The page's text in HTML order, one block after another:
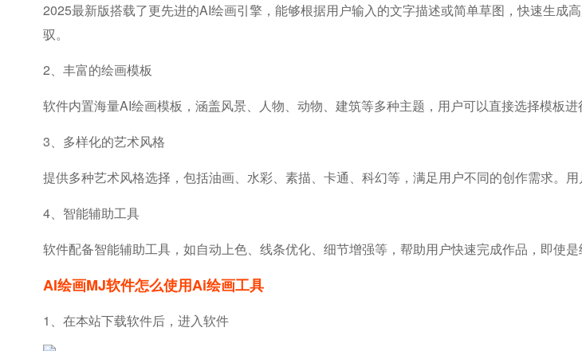
2025最新版搭载了更先进的AI绘画引擎，能够根据用户输入的文字描述或简单草图，快速生
驭。
2、丰富的绘画模板
软件内置海量AI绘画模板，涵盖风景、人物、动物、建筑等多种主题，用户可以直接选择模板
3、多样化的艺术风格
提供多种艺术风格选择，包括油画、水彩、素描、卡通、科幻等，满足用户不同的创作需求。
4、智能辅助工具
软件配备智能辅助工具，如自动上色、线条优化、细节增强等，帮助用户快速完成作品，即使是
AI绘画MJ软件怎么使用ai绘画工具
1、在本站下载软件后，进入软件